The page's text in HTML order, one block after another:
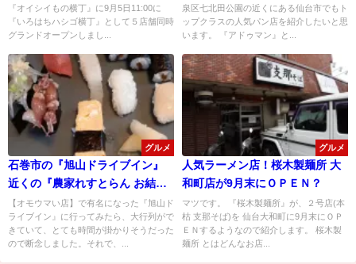
ってみた！
『オイシイもの横丁』に9月5日11:00に
『いろはちハシゴ横丁』として５店舗同時
グランドオープンしまし...
泉区七北田公園の近くにある仙台市でもト
ップクラスの人気パン店を紹介したいと思
います。 『アドゥマン』と...
グルメ
石巻市の『旭山ドライブイン』
近くの『農家れすとらん お結
び』でお得な「お寿司ランチ」
を食べてみた！
【オモウマい店】で有名になった『旭山ド
ライブイン』に行ってみたら、大行列がで
きていて、とても時間が掛かりそうだった
ので断念しました。それで、...
グルメ
人気ラーメン店！桜木製麺所 大
和町店が9月末にＯＰＥＮ？
マツです。 『桜木製麺所』が、２号店(本
枯 支那そば)を 仙台大和町に9月末にＯＰ
ＥＮするようなので紹介します。 桜木製
麺所 とはどんなお店...